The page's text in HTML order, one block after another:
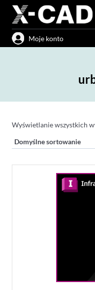
Przejdź
treści
Moje konto
Wyświetlanie wszystkich